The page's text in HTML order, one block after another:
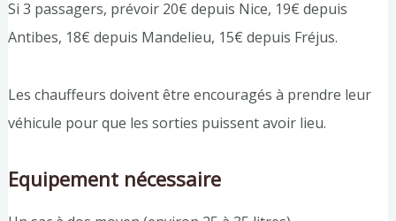
Si 3 passagers, prévoir 20€ depuis Nice, 19€ depuis
Antibes, 18€ depuis Mandelieu, 15€ depuis Fréjus.
Les chauffeurs doivent être encouragés à prendre leur
véhicule pour que les sorties puissent avoir lieu.
Equipement nécessaire